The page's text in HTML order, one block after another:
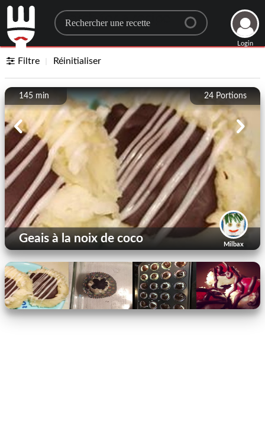
Search for a recipe
Login
Filtre Réinitialiser
24 Portions
145 min
Milbax
Geais à la noix de coco